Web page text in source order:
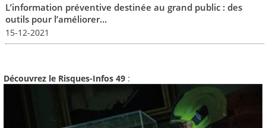
L’information préventive destinée au grand public : des
outils pour l’améliorer...
15-12-2021
Découvrez le Risques-Infos 49 :